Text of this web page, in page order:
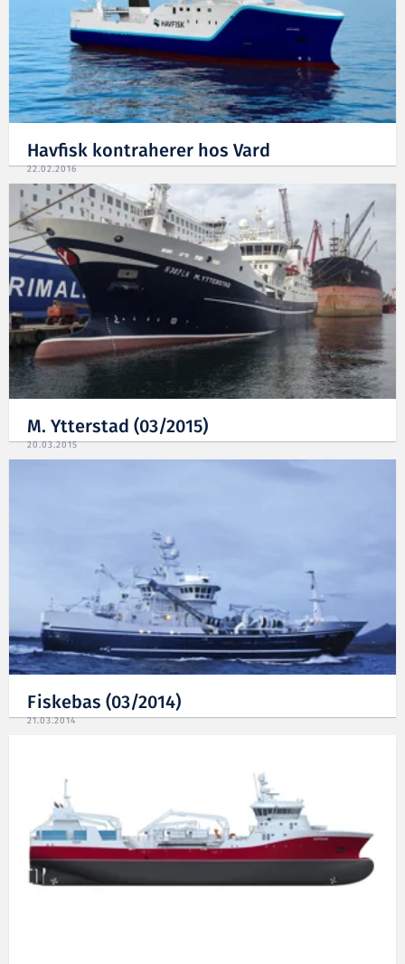
Havfisk kontraherer hos Vard
22.02.2016
M. Ytterstad (03/2015)
20.03.2015
Fiskebas (03/2014)
21.03.2014